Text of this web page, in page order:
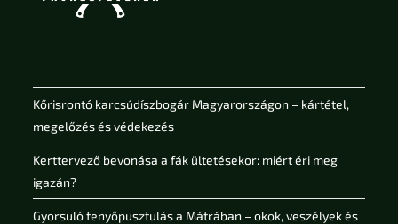
Kőrisrontó karcsúdíszbogár Magyarországon – kártétel,
megelőzés és védekezés
Kerttervező bevonása a fák ültetésekor: miért éri meg
igazán?
Gyorsuló fenyőpusztulás a Mátrában – okok, veszélyek és